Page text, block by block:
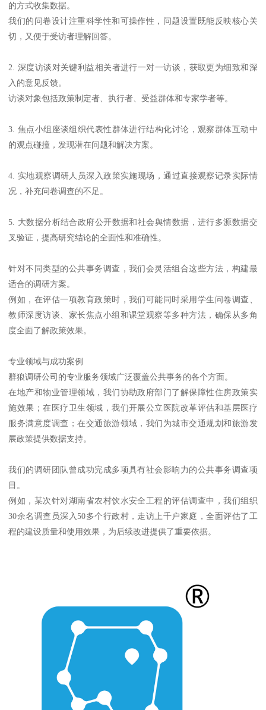
的方式收集数据。
我们的问卷设计注重科学性和可操作性，问题设置既能反映核心关
切，又便于受访者理解回答。
2. 深度访谈对关键利益相关者进行一对一访谈，获取更为细致和深
入的意见反馈。
访谈对象包括政策制定者、执行者、受益群体和专家学者等。
3. 焦点小组座谈组织代表性群体进行结构化讨论，观察群体互动中
的观点碰撞，发现潜在问题和解决方案。
4. 实地观察调研人员深入政策实施现场，通过直接观察记录实际情
况，补充问卷调查的不足。
5. 大数据分析结合政府公开数据和社会舆情数据，进行多源数据交
叉验证，提高研究结论的全面性和准确性。
针对不同类型的公共事务调查，我们会灵活组合这些方法，构建最
适合的调研方案。
例如，在评估一项教育政策时，我们可能同时采用学生问卷调查、
教师深度访谈、家长焦点小组和课堂观察等多种方法，确保从多角
度全面了解政策效果。
专业领域与成功案例
群狼调研公司的专业服务领域广泛覆盖公共事务的各个方面。
在地产和物业管理领域，我们协助政府部门了解保障性住房政策实
施效果；在医疗卫生领域，我们开展公立医院改革评估和基层医疗
服务满意度调查；在交通旅游领域，我们为城市交通规划和旅游发
展政策提供数据支持。
我们的调研团队曾成功完成多项具有社会影响力的公共事务调查项
目。
例如，某次针对湖南省农村饮水安全工程的评估调查中，我们组织
30余名调查员深入50多个行政村，走访上千户家庭，全面评估了工
程的建设质量和使用效果，为后续改进提供了重要依据。